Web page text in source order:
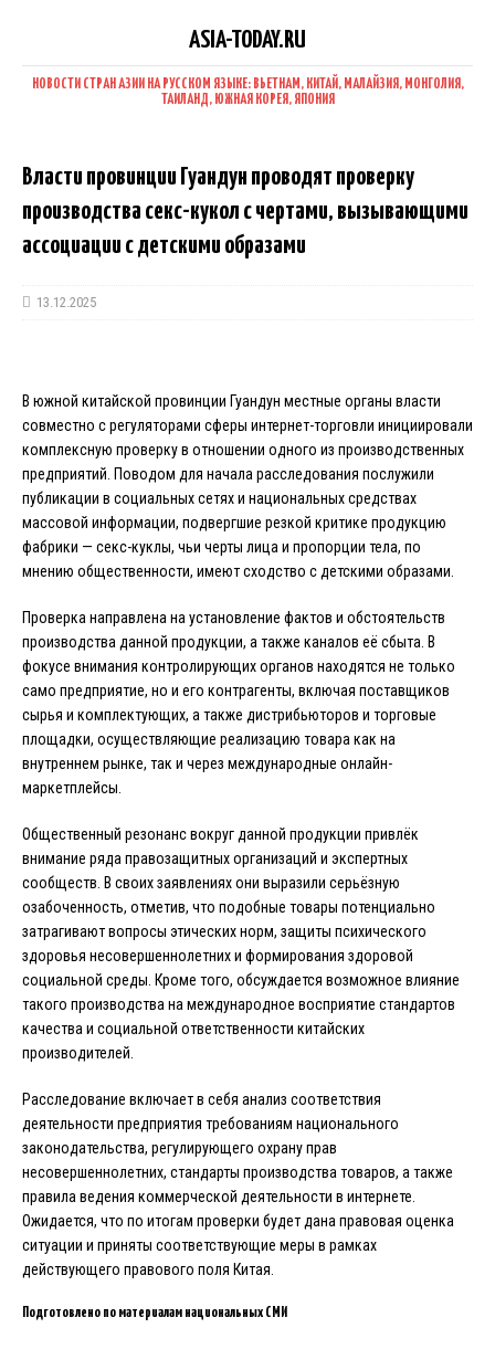
ASIA-TODAY.RU
НОВОСТИ СТРАН АЗИИ НА РУССКОМ ЯЗЫКЕ: ВЬЕТНАМ, КИТАЙ, МАЛАЙЗИЯ, МОНГОЛИЯ,
ТАИЛАНД, ЮЖНАЯ КОРЕЯ, ЯПОНИЯ
Власти провинции Гуандун проводят проверку
производства секс-кукол с чертами, вызывающими
ассоциации с детскими образами
13.12.2025
В южной китайской провинции Гуандун местные органы власти
совместно с регуляторами сферы интернет-торговли инициировали
комплексную проверку в отношении одного из производственных
предприятий. Поводом для начала расследования послужили
публикации в социальных сетях и национальных средствах
массовой информации, подвергшие резкой критике продукцию
фабрики — секс-куклы, чьи черты лица и пропорции тела, по
мнению общественности, имеют сходство с детскими образами.
Проверка направлена на установление фактов и обстоятельств
производства данной продукции, а также каналов её сбыта. В
фокусе внимания контролирующих органов находятся не только
само предприятие, но и его контрагенты, включая поставщиков
сырья и комплектующих, а также дистрибьюторов и торговые
площадки, осуществляющие реализацию товара как на
внутреннем рынке, так и через международные онлайн-
маркетплейсы.
Общественный резонанс вокруг данной продукции привлёк
внимание ряда правозащитных организаций и экспертных
сообществ. В своих заявлениях они выразили серьёзную
озабоченность, отметив, что подобные товары потенциально
затрагивают вопросы этических норм, защиты психического
здоровья несовершеннолетних и формирования здоровой
социальной среды. Кроме того, обсуждается возможное влияние
такого производства на международное восприятие стандартов
качества и социальной ответственности китайских
производителей.
Расследование включает в себя анализ соответствия
деятельности предприятия требованиям национального
законодательства, регулирующего охрану прав
несовершеннолетних, стандарты производства товаров, а также
правила ведения коммерческой деятельности в интернете.
Ожидается, что по итогам проверки будет дана правовая оценка
ситуации и приняты соответствующие меры в рамках
действующего правового поля Китая.
Подготовлено по материалам национальных СМИ